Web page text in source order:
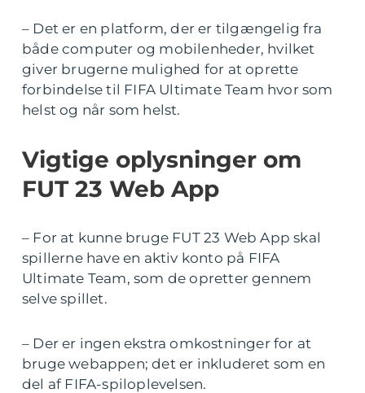
– Det er en platform, der er tilgængelig fra
både computer og mobilenheder, hvilket
giver brugerne mulighed for at oprette
forbindelse til FIFA Ultimate Team hvor som
helst og når som helst.
Vigtige oplysninger om
FUT 23 Web App
– For at kunne bruge FUT 23 Web App skal
spillerne have en aktiv konto på FIFA
Ultimate Team, som de opretter gennem
selve spillet.
– Der er ingen ekstra omkostninger for at
bruge webappen; det er inkluderet som en
del af FIFA-spiloplevelsen.